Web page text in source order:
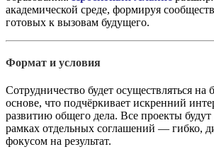
академической среде, формируя
готовых к вызовам будущего.
Формат и условия
Сотрудничество будет осуществляться на
основе, что подчёркивает искренний
развитию общего дела. Все проекты будут
рамках отдельных соглашений — гибко,
фокусом на результат.